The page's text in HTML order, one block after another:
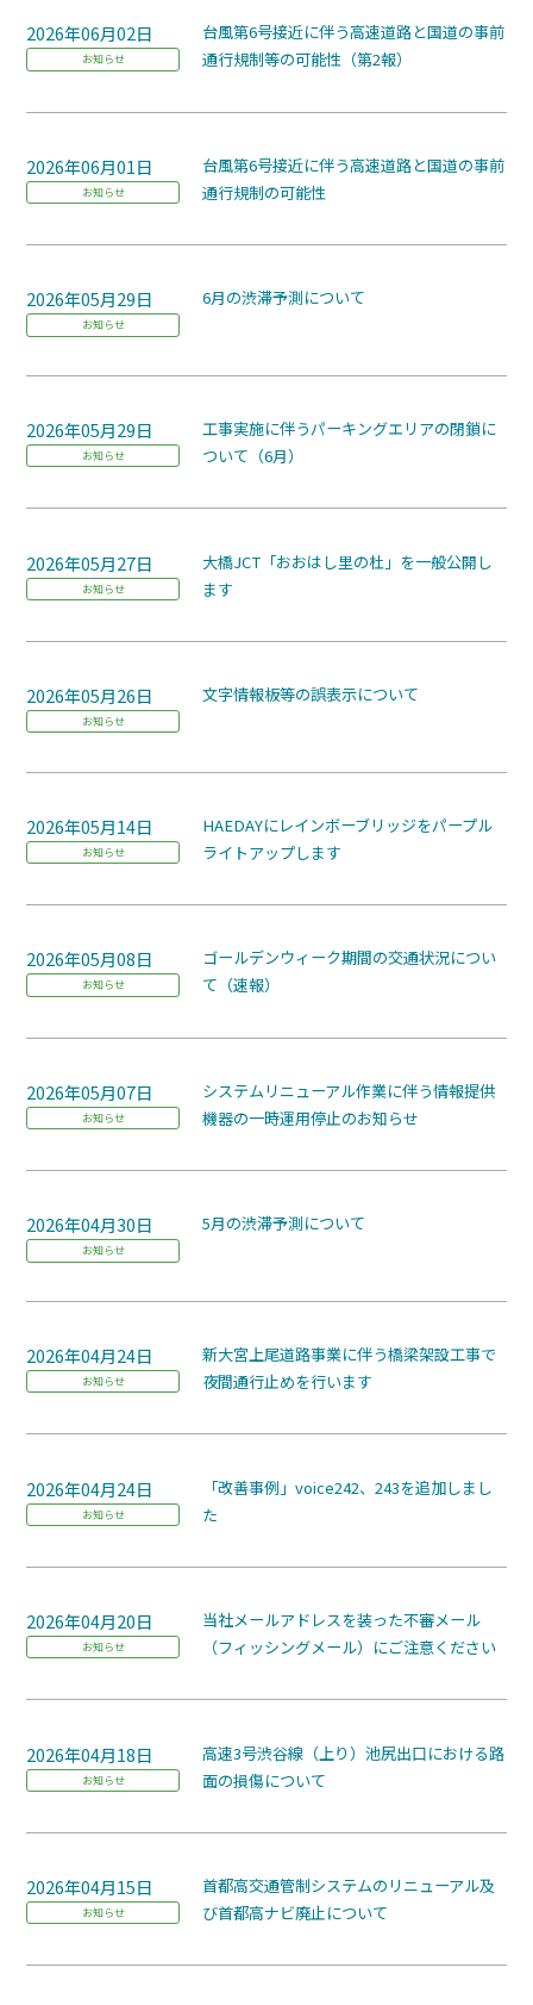
2026年06月02日
お知らせ
台風第6号接近に伴う高速道路と国道の事前
通行規制等の可能性（第2報）
2026年06月01日
お知らせ
台風第6号接近に伴う高速道路と国道の事前
通行規制の可能性
2026年05月29日
お知らせ
6月の渋滞予測について
2026年05月29日
お知らせ
工事実施に伴うパーキングエリアの閉鎖に
ついて（6月）
2026年05月27日
お知らせ
大橋JCT「おおはし里の杜」を一般公開し
ます
2026年05月26日
お知らせ
文字情報板等の誤表示について
2026年05月14日
お知らせ
HAEDAYにレインボーブリッジをパープル
ライトアップします
2026年05月08日
お知らせ
ゴールデンウィーク期間の交通状況につい
て（速報）
2026年05月07日
お知らせ
システムリニューアル作業に伴う情報提供
機器の一時運用停止のお知らせ
2026年04月30日
お知らせ
5月の渋滞予測について
2026年04月24日
お知らせ
新大宮上尾道路事業に伴う橋梁架設工事で
夜間通行止めを行います
2026年04月24日
お知らせ
「改善事例」voice242、243を追加しまし
た
2026年04月20日
お知らせ
当社メールアドレスを装った不審メール
（フィッシングメール）にご注意ください
2026年04月18日
お知らせ
高速3号渋谷線（上り）池尻出口における路
面の損傷について
2026年04月15日
お知らせ
首都高交通管制システムのリニューアル及
び首都高ナビ廃止について